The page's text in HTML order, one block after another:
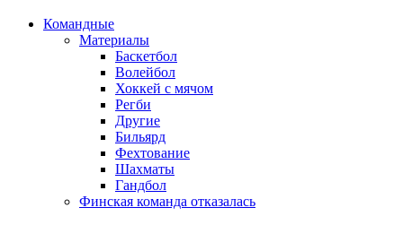
Командные
Материалы
Баскетбол
Волейбол
Хоккей с мячом
Регби
Другие
Бильярд
Фехтование
Шахматы
Гандбол
Финская команда отказалась